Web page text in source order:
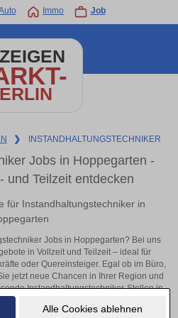
Alle Cookies ablehnen
Immo Job
❯ INSTANDHALTUNGSTECHNIKER
Jobs in Hoppegarten -
und Teilzeit entdecken
für Instandhaltungstechniker in
Jobs in Hoppegarten? Bei uns
in Vollzeit und Teilzeit – ideal für
oder Quereinsteiger. Egal ob im Büro,
jetzt neue Chancen in Ihrer Region und
Instandhaltungstechniker-Stellen in